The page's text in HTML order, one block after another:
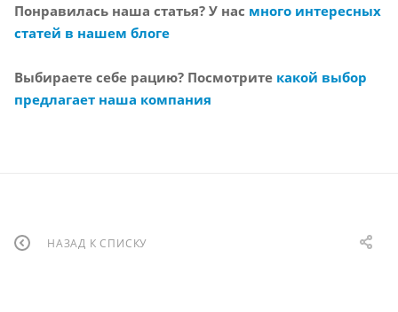
Понравилась наша статья? У нас много интересных
статей в нашем блоге
Выбираете себе рацию? Посмотрите какой выбор
предлагает наша компания
НАЗАД К СПИСКУ